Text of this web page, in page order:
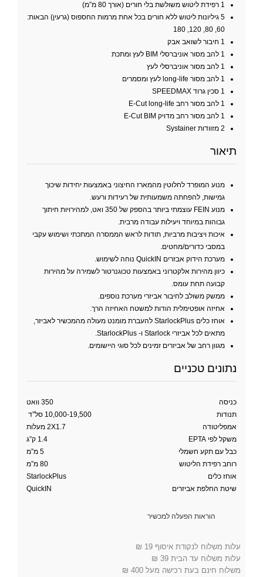
1 רפידת ליטוש משולשת בלי חורים (אורך 80 מ”מ)
5 גיליונות ליטוש ללא חורים בכל אחת מרמות החספוס (גרעין) הבאות:
60, 80, 120, 180
1 חיבור לשואב אבק
1 להב מסור אוניברסלי BIM לעץ ומתכת
1 להב מסור אוניברסלי לעץ
1 להב מסור long-life לעץ ומסמרים
1 סכין גרוד SPEEDMAX
1 להב מסור רחב E-Cut long-life
1 להב מסור רחב מדויק E-Cut BIM
2 מזוודות Systainer
תיאור
מנוע המופרד לחלוטין מהמארז החיצוני באמצעות יחידות שיכוך
גמישות, להפחתה משמעותית של רעידות ורעש.
מנוע FEIN עוצמתי ביותר בהספק של 350 ואט, למהירויות חיתוך
גבוהות במיוחד ויעילות עבודה מרבית.
איכות ויציבות מרביות, תודות לראש הממסרה המתכתי ושימוש עקבי
במסבי כדורים/מחטים.
מערכת הידוק אבזרים QuickIN נוחה לשימוש.
כיוון מהירות אלקטרוני באמצעות טכוגנרטור לשמירה על מהירות
קבועה תחת עומס.
ממשק משולב לחיבור אביזרי מערכת נוספים.
אחיזה אופטימלית הודות למשטח האחיזה הרך.
אוחז כלים StarlockPlus להעברת מומנט מעולה מהמכשיר לאביזר,
מתאים לכל אביזרי Starlock ו- StarlockPlus.
מגוון רחב של אביזרים זמינים לכל סוגי היישומים.
נתונים טכניים
350 וואט
כניסה
10,000-19,500 סל”ד
תנודות
2X1.7 מעלות
אמפליטודה
1.4 ק”ג
משקל לפי EPTA
5 מ”מ
כבל עם תקע חשמלי
80 מ”מ
רוחב רפידת הליטוש
StarlockPlus
אוחז כלים
QuickIN
שיטת החלפת אביזרים
הוראות הפעלה למכשיר
עלות משלוח לנקודת איסוף 19 ₪
עלות משלוח עד הבית 39 ₪
משלוח חינם בעת רכישה מעל 400 ₪